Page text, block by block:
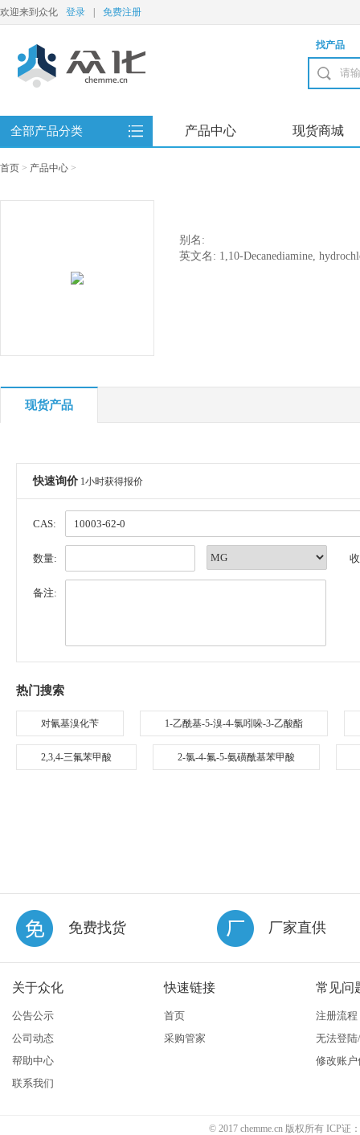
欢迎来到众化 登录 免费注册
找产品
全部产品分类 产品中心 现货商城
首页 > 产品中心 >
别名:
英文名: 1,10-Decanediamine,
现货产品
快速询价 1小时获得报价
CAS:
数量:
备注:
热门搜索
对氰基溴化苄 1-乙酰基-5-溴-4-氯吲哚-3-乙酸酯
2,3,4-三氟苯甲酸 2-氯-4-氟-5-氨磺酰基苯甲酸
免费找货 厂家直供
关于众化
公告公示
公司动态
帮助中心
联系我们
快速链接
首页
采购管家
常见问
注册流程
无法登
修改账户
© 2017 chemme.cn 版权所有 ICP证：